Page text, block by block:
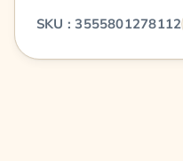
SKU : 3555801278112